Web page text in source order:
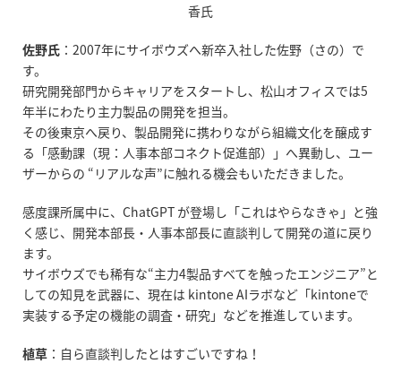
香氏
佐野氏 ： 2007年にサイボウズへ新卒入社した佐野（さの）で
す。
研究開発部門からキャリアをスタートし、松山オフィスでは5
年半にわたり主力製品の開発を担当。
その後東京へ戻り、製品開発に携わりながら組織文化を醸成す
る「感動課（現：人事本部コネクト促進部）」へ異動し、ユー
ザーからの “ リアルな声”に触れる機会もいただきました。
感度課所属中に、 ChatGPT が登場し「これはやらなきゃ」と強
く感じ、開発本部長・人事本部長に直談判して開発の道に戻り
ます。
サイボウズでも稀有な“主力4製品すべてを触ったエンジニア”と
しての知見を武器に、現在は kintone AIラボなど「kintoneで
実装する予定の機能の調査・研究」などを推進しています。
植草 ：自ら直談判したとはすごいですね！